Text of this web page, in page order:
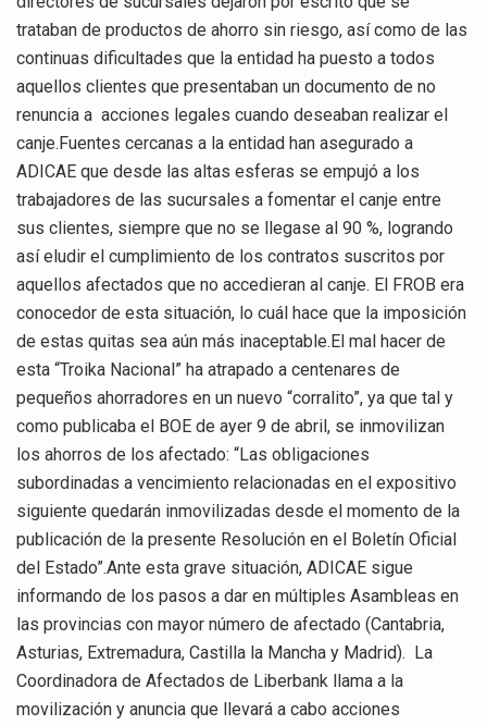
trataban de productos de ahorro sin riesgo, así como de las
continuas dificultades que la entidad ha puesto a todos
aquellos clientes que presentaban un documento de no
renuncia a acciones legales cuando deseaban realizar el
canje.Fuentes cercanas a la entidad han asegurado a
ADICAE que desde las altas esferas se empujó a los
trabajadores de las sucursales a fomentar el canje entre
sus clientes, siempre que no se llegase al 90 %, logrando
así eludir el cumplimiento de los contratos suscritos por
aquellos afectados que no accedieran al canje. El FROB era
conocedor de esta situación, lo cuál hace que la imposición
de estas quitas sea aún más inaceptable.El mal hacer de
esta “Troika Nacional” ha atrapado a centenares de
pequeños ahorradores en un nuevo “corralito”, ya que tal y
como publicaba el BOE de ayer 9 de abril, se inmovilizan
los ahorros de los afectado: “Las obligaciones
subordinadas a vencimiento relacionadas en el expositivo
siguiente quedarán inmovilizadas desde el momento de la
publicación de la presente Resolución en el Boletín Oficial
del Estado”.Ante esta grave situación, ADICAE sigue
informando de los pasos a dar en múltiples Asambleas en
las provincias con mayor número de afectado (Cantabria,
Asturias, Extremadura, Castilla la Mancha y Madrid). La
Coordinadora de Afectados de Liberbank llama a la
movilización y anuncia que llevará a cabo acciones